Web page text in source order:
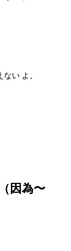
ない よ。
因為〜